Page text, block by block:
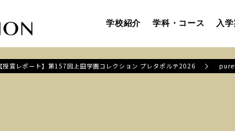
学校紹介 学科・コース 入
【授賞レポート】第157回上田学園コレクション プレタポルテ2026